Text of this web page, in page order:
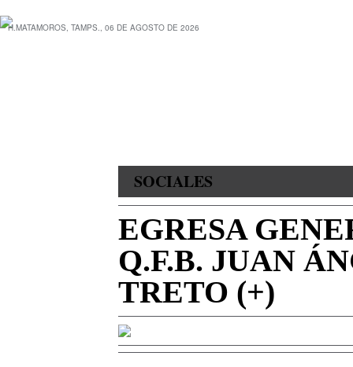
H.MATAMOROS, TAMPS., 06 DE AGOSTO DE 2026
SOCIALES
EGRESA
Q.F.B. JUAN
TRETO (+)